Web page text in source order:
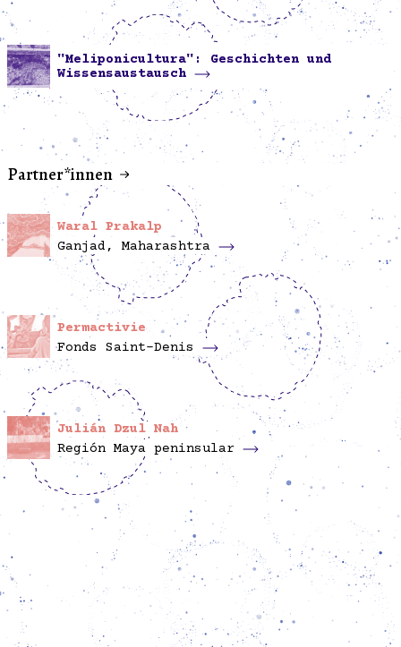
"Meliponicultura": Geschichten und
Wissensaustausch
Partner*innen
Waral Prakalp
Ganjad, Maharashtra
Permactivie
Fonds Saint-Denis
Julián Dzul Nah
Región Maya peninsular